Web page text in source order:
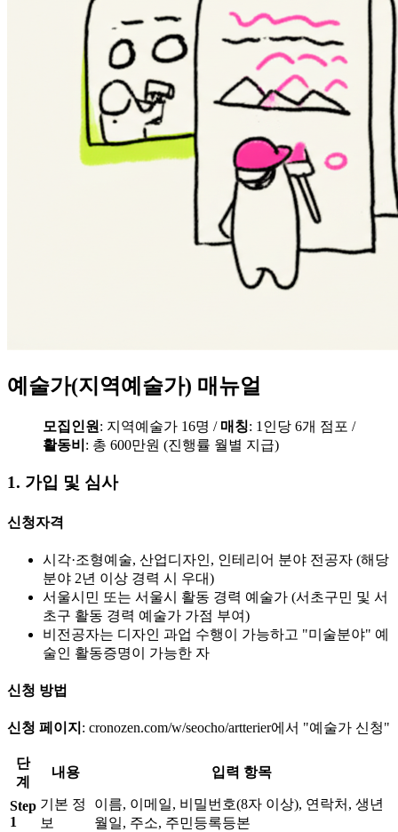
예술가(지역예술가) 매뉴얼
모집인원 : 지역예술가 16명 / 매칭: 1인당 6개 점포 /
활동비 : 총 600만원 (진행률 월별 지급)
1. 가입 및 심사
신청자격
시각·조형예술, 산업디자인, 인테리어 분야 전공자 (해당
분야 2년 이상 경력 시 우대)
서울시민 또는 서울시 활동 경력 예술가 (서초구민 및 서
초구 활동 경력 예술가 가점 부여)
비전공자는 디자인 과업 수행이 가능하고 "미술분야" 예
술인 활동증명이 가능한 자
신청 방법
신청 페이지 : cronozen.com/w/seocho/artterier에서 "예술가 신청"
단
계
내용 입력 항목
Step
1
기본 정
보
이름, 이메일, 비밀번호(8자 이상), 연락처, 생년
월일, 주소, 주민등록등본